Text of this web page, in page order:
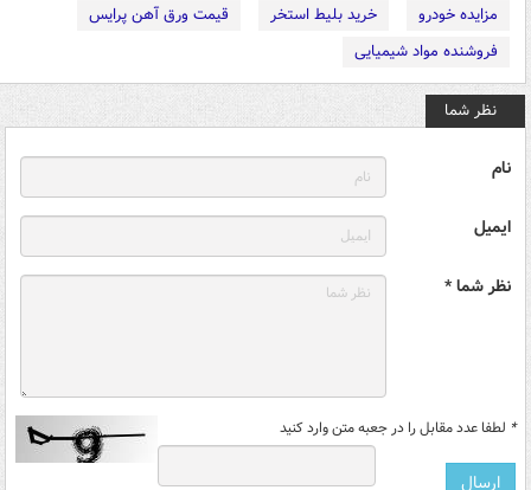
مزایده خودرو
خرید بلیط استخر
قیمت ورق آهن پرایس
فروشنده مواد شیمیایی
نظر شما
نام
ایمیل
نظر شما *
* لطفا عدد مقابل را در جعبه متن وارد کنید